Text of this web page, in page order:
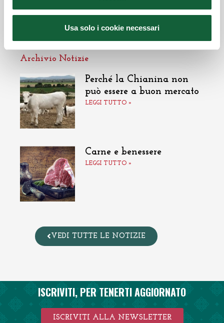
Usa solo i cookie necessari
Archivio Notizie
Perché la Chianina non
può essere a buon mercato
LEGGI TUTTO »
Carne e benessere
LEGGI TUTTO »
VEDI TUTTE LE NOTIZIE
ISCRIVITI, PER TENERTI AGGIORNATO
ISCRIVITI ALLA NEWSLETTER